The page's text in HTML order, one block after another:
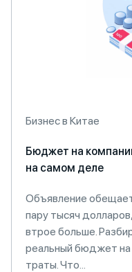
Бизнес в Китае
Бюджет на
на самом деле
Объявление
пару тысяч
втрое больше.
реальный бюджет на
траты. Что...